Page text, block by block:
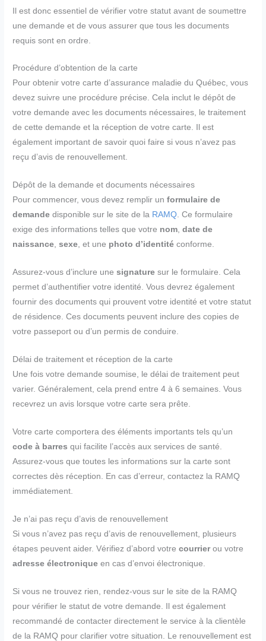
Il est donc essentiel de vérifier votre statut avant de soumettre
une demande et de vous assurer que tous les documents
requis sont en ordre.
Procédure d’obtention de la carte
Pour obtenir votre carte d’assurance maladie du Québec, vous
devez suivre une procédure précise. Cela inclut le dépôt de
votre demande avec les documents nécessaires, le traitement
de cette demande et la réception de votre carte. Il est
également important de savoir quoi faire si vous n’avez pas
reçu d’avis de renouvellement.
Dépôt de la demande et documents nécessaires
Pour commencer, vous devez remplir unformulaire de
demande disponible sur le site de la RAMQ. Ce formulaire
exige des informations telles que votre nom,date de
naissance,sexe, et une photo d’identité conforme.
Assurez-vous d’inclure unesignature sur le formulaire. Cela
permet d’authentifier votre identité. Vous devrez également
fournir des documents qui prouvent votre identité et votre statut
de résidence. Ces documents peuvent inclure des copies de
votre passeport ou d’un permis de conduire.
Délai de traitement et réception de la carte
Une fois votre demande soumise, le délai de traitement peut
varier. Généralement, cela prend entre 4 à 6 semaines. Vous
recevrez un avis lorsque votre carte sera prête.
Votre carte comportera des éléments importants tels qu’un
code à barres qui facilite l’accès aux services de santé.
Assurez-vous que toutes les informations sur la carte sont
correctes dès réception. En cas d’erreur, contactez la RAMQ
immédiatement.
Je n’ai pas reçu d’avis de renouvellement
Si vous n’avez pas reçu d’avis de renouvellement, plusieurs
étapes peuvent aider. Vérifiez d’abord votrecourrierou votre
adresse électronique en cas d’envoi électronique.
Si vous ne trouvez rien, rendez-vous sur le site de la RAMQ
pour vérifier le statut de votre demande. Il est également
recommandé de contacter directement le service à la clientèle
de la RAMQ pour clarifier votre situation. Le renouvellement est